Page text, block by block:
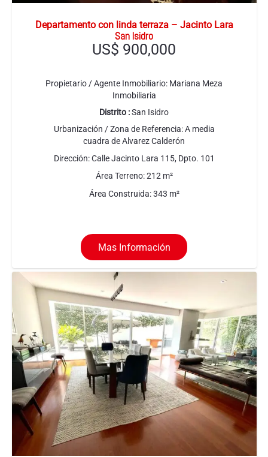
Departamento con linda terraza – Jacinto Lara
San Isidro
US$ 900,000
Propietario / Agente Inmobiliario: Mariana Meza
Inmobiliaria
Distrito :San Isidro
Urbanización / Zona de Referencia:A media
cuadra de Alvarez Calderón
Dirección:Calle Jacinto Lara 115, Dpto. 101
Área Terreno:212m²
Área Construida:343 m²
Mas Información